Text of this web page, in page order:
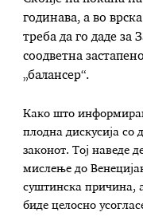
годинава, а во
треба да го даде за
соодветна
„балансер“.
Како што
плодна дискусија со
законот. Тој наведе
мислење до
суштинска причина,
биде целосно